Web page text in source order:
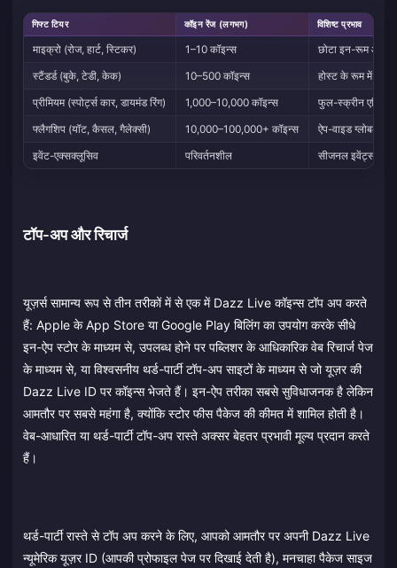
गिफ्ट टियर कॉइन रेंज (लगभग) विशिष्ट प्रभाव
माइक्रो (रोज, हार्ट, स्टिकर) 1–10 कॉइन्स
छोटा इन-रूम
स्टैंडर्ड (बुके, टेडी, केक)
10–500 कॉइन्स
होस्ट के रूम में मिड-
प्रीमियम (स्पोर्ट्स कार, डायमंड रिंग)
1,000–10,000 कॉइन्स
फुल-स्क्रीन
फ्लैगशिप (यॉट, कैसल, गैलेक्सी)
10,000–100,000+ कॉइन्स
ऐप-वाइड ग्लोबल
इवेंट-एक्सक्लूसिव
परिवर्तनशील सीजनल इवेंट्स से
टॉप-अप और रिचार्ज
यूज़र्स सामान्य रूप से तीन तरीकों में से एक में Dazz Live कॉइन्स टॉप अप करते
हैं: Apple के App Store या Google Play बिलिंग का उपयोग करके सीधे
इन-ऐप स्टोर के माध्यम से, उपलब्ध होने पर पब्लिशर के आधिकारिक वेब रिचार्ज पेज
के माध्यम से, या विश्वसनीय थर्ड-पार्टी टॉप-अप साइटों के माध्यम से जो यूज़र की
Dazz Live ID पर कॉइन्स भेजते हैं। इन-ऐप तरीका सबसे सुविधाजनक है लेकिन
आमतौर पर सबसे महंगा है, क्योंकि स्टोर फीस पैकेज की कीमत में शामिल होती है।
वेब-आधारित या थर्ड-पार्टी टॉप-अप रास्ते अक्सर बेहतर प्रभावी मूल्य प्रदान करते
हैं।
थर्ड-पार्टी रास्ते से टॉप अप करने के लिए, आपको आमतौर पर अपनी Dazz Live
न्यूमेरिक यूज़र ID (आपकी प्रोफाइल पेज पर दिखाई देती है), मनचाहा पैकेज साइज